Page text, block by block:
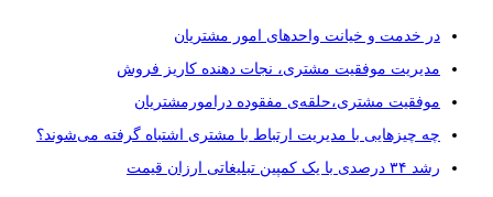
در خدمت و خیانت واحدهای امور مشتریان
مدیریت موفقیت مشتری، نجات دهنده کاریز فروش
موفقیت مشتری،حلقه‌ی مفقوده درامورمشتریان
چه چیزهایی با مدیریت ارتباط با مشتری اشتباه گرفته می‌شوند؟
رشد ۳۴ درصدی با یک کمپین تبلیغاتی ارزان قیمت